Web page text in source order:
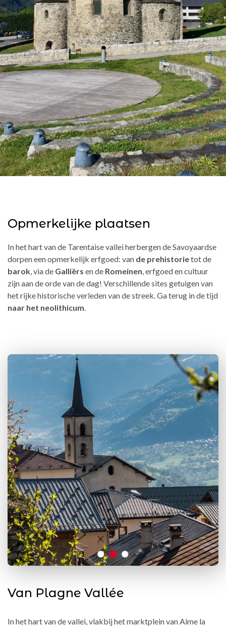
Opmerkelijke plaatsen
In het hart van de Tarentaise vallei herbergen de Savoyaardse
dorpen een opmerkelijk erfgoed: van de prehistorietot de
barok, via de Galliërs en de Romeinen, erfgoed en cultuur
zijn aan de orde van de dag! Verschillende sites getuigen van
het rijke historische verleden van de streek. Ga terug in de tijd
naar het neolithicum.
Van Plagne Vallée
In het hart van de vallei, vlakbij het marktplein van Aime la